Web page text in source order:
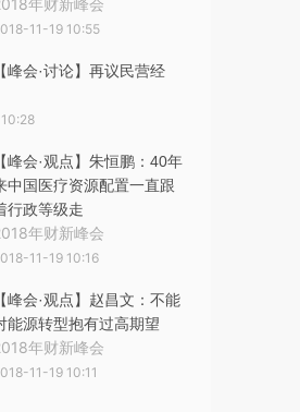
年财新峰会
11-19 10:55
【峰会·讨论】再议民营经
【峰会·观点】朱恒鹏：40年
中国医疗资源配置一直跟
行政等级走
年财新峰会
11-19 10:16
【峰会·观点】赵昌文：不能
能源转型抱有过高期望
年财新峰会
11-19 10:11